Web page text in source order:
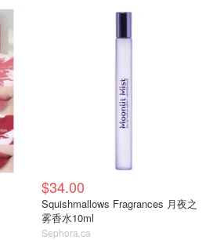
$34.00
Squishmallows Fragrances 月夜之
雾香水10ml
Sephora.ca